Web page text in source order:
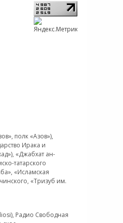
полк «Азов»),
Ирака и
«Джабхат ан-
татарского
«Исламская
«Тризуб им.
Радио Свободная